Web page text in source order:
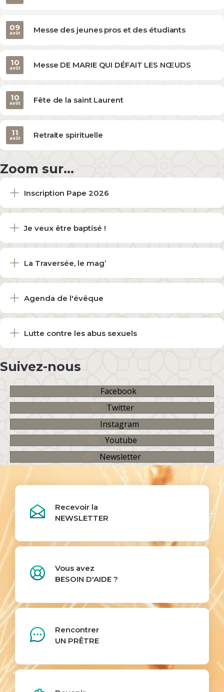
Messe des jeunes pros et des étudiants
09
août
Messe DE MARIE QUI DÉFAIT LES NŒUDS
10
août
Fête de la saint Laurent
10
août
Retraite spirituelle
11
août
Zoom sur...
Inscription Pape 2026
Je veux être baptisé !
La Traversée, le mag’
Agenda de l'évêque
Lutte contre les abus sexuels
Suivez-nous
Facebook
Twitter
Instagram
Youtube
Newsletter
Recevoir la
NEWSLETTER
Vous avez
BESOIN D'AIDE ?
Rencontrer
UN PRÊTRE